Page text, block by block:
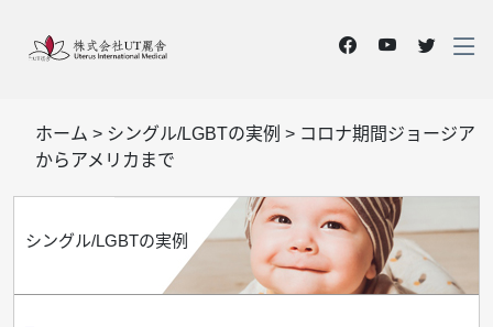
ホーム > シングル/LGBTの実例 > コロナ期間ジョージア
からアメリカまで
シングル/LGBTの実例